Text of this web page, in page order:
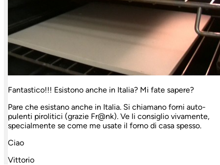
Fantastico!!! Esistono anche in Italia? Mi fate sapere?
Pare che esistano anche in Italia. Si chiamano forni auto-
pulenti pirolitici (grazie Fr@nk). Ve li consiglio vivamente,
specialmente se come me usate il forno di casa spesso.
Ciao
Vittorio